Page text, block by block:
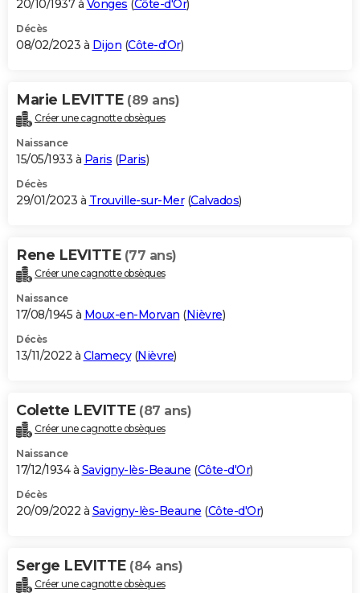
20/10/1937 à Vonges (Côte-d'Or)
Décès
08/02/2023 à Dijon (Côte-d'Or)
Marie LEVITTE (89 ans)
Créer une cagnotte obsèques
Naissance
15/05/1933 à Paris (Paris)
Décès
29/01/2023 à Trouville-sur-Mer(Calvados)
Rene LEVITTE (77 ans)
Créer une cagnotte obsèques
Naissance
17/08/1945 à Moux-en-Morvan (Nièvre)
Décès
13/11/2022 à Clamecy(Nièvre)
Colette LEVITTE (87 ans)
Créer une cagnotte obsèques
Naissance
17/12/1934 à Savigny-lès-Beaune (Côte-d'Or)
Décès
20/09/2022 à Savigny-lès-Beaune (Côte-d'Or)
Serge LEVITTE (84 ans)
Créer une cagnotte obsèques